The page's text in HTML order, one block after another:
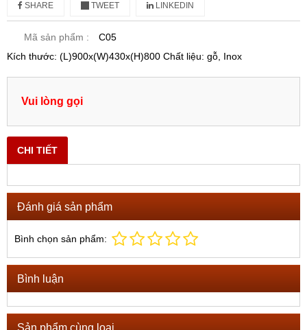
SHARE TWEET LINKEDIN
Mã sản phẩm :
C05
Kích thước: (L)900x(W)430x(H)800 Chất liệu: gỗ, Inox
Vui lòng gọi
CHI TIẾT
Đánh giá sản phẩm
Bình chọn sản phẩm:
Bình luận
Sản phẩm cùng loại